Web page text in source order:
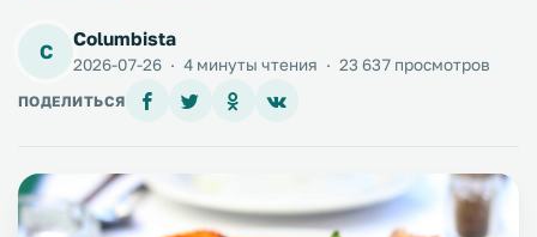
C
Columbista
2026-07-26 · 4 минуты чтения · 23 637 просмотров
ПОДЕЛИТЬСЯ